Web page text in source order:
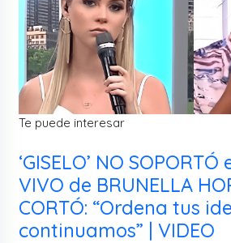
Te puede interesar
‘GISELO’ NO SOPORTÓ
VIVO de BRUNELLA
CORTÓ: “Ordena tus
continuamos” | VIDEO